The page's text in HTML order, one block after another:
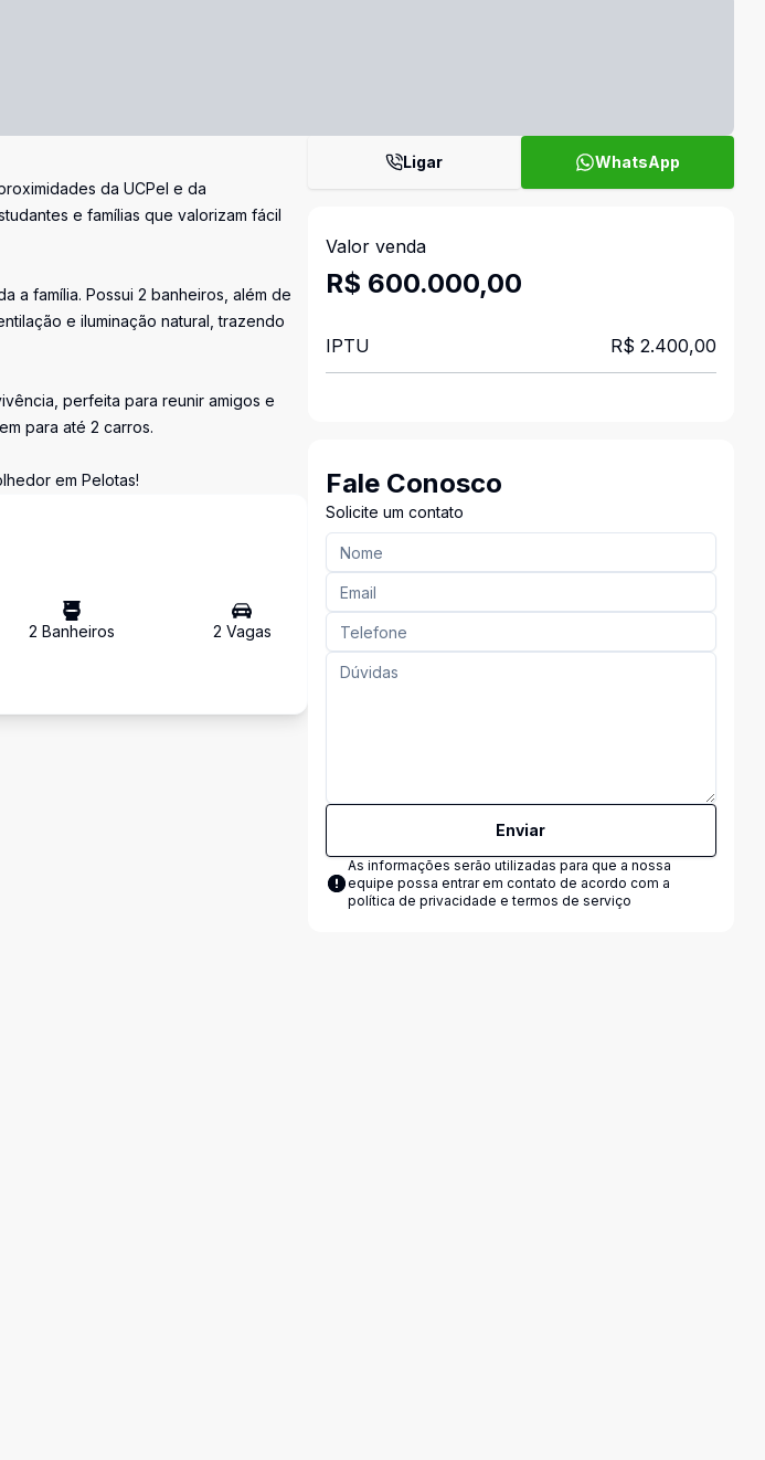
da UCPel e da
e famílias que valorizam fácil
a família. Possui 2 banheiros, além de
e iluminação natural, trazendo
perfeita para reunir amigos e
para até 2 carros.
em Pelotas!
2 Banheiros 2 Vagas
Ligar WhatsApp
Valor venda
R$ 600.000,00
IPTU R$ 2.400,00
Fale Conosco
Solicite um contato
Enviar
As informações serão utilizadas para que a nossa
equipe possa entrar em contato de acordo com a
política de privacidade e termos de serviço